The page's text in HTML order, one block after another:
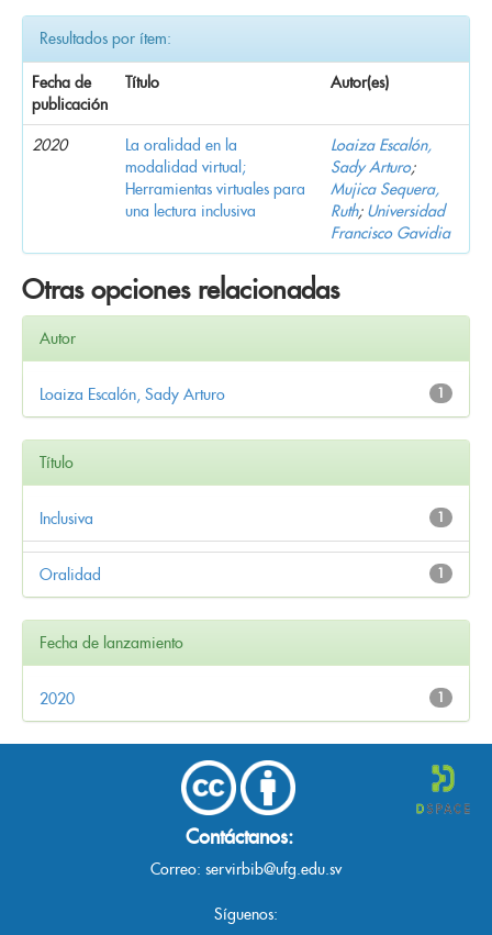
Resultados por ítem:
Fecha de
publicación
Título Autor(es)
2020
La oralidad en la
modalidad virtual;
Herramientas virtuales para
una lectura inclusiva
Loaiza Escalón,
Sady Arturo;
Mujica Sequera,
Ruth; Universidad
Francisco Gavidia
Otras opciones relacionadas
Autor
1
Loaiza Escalón, Sady Arturo
Título
1
Inclusiva
1
Oralidad
Fecha de lanzamiento
1
2020
Contáctanos:
Correo: servirbib@ufg.edu.sv
Síguenos: